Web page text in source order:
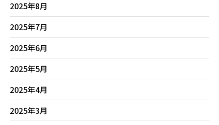
2025年8月
2025年7月
2025年6月
2025年5月
2025年4月
2025年3月